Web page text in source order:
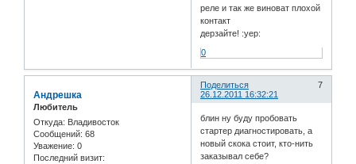
реле и так же виноват плохой
контакт
дерзайте! :yep:
0
Поделиться
7
26.12.2011 16:32:21
Андрешка
Любитель
Откуда: Владивосток
Сообщений: 68
Уважение: 0
Последний визит:
блин ну буду пробовать
стартер диагностировать, а
новый скока стоит, кто-нить
заказывал себе?